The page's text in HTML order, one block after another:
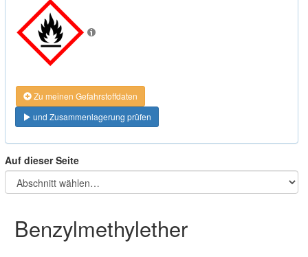
Zu meinen Gefahrstoffdaten
und Zusammenlagerung prüfen
Auf dieser Seite
Benzylmethylether